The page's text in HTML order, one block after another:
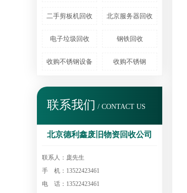
二手剪板机回收 北京服务器回收
电子垃圾回收 钢铁回收
收购不锈钢设备 收购不锈钢
联系我们 / CONTACT US
北京德利鑫废旧物资回收公司
联系人：庞先生
手 机：13522423461
电 话：13522423461